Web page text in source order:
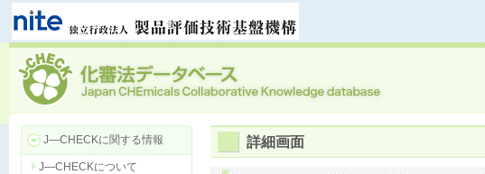
J―CHECKに関する情報
J―CHECKについて
詳細画面